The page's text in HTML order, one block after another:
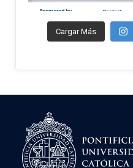
Cargar Más